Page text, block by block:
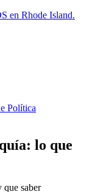
Política
lo que